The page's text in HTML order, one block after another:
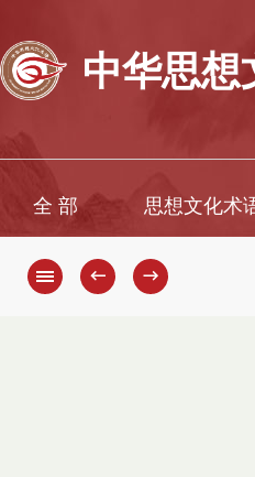
中华思
全 部 思想文化术
← →